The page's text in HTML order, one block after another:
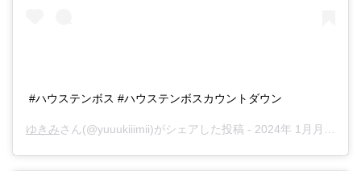
#ハウステンボス #ハウステンボスカウントダウン
ゆきみさん(@yuuukiiimii)がシェアした投稿 - 2024年 1月月3日午前5時34分PST